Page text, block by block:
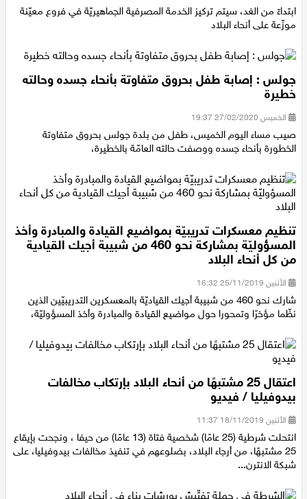
الأثنين 16/03/2020 16:25
ابتداءً من الغد، سيتم تركيز الخدمة المصرفية الجماهيريّة في فروع معيّنة
جولس : إصابة طفل بحروق متفاوتة بأنحاء جسده وحالته
خطيرة
الخميس 27/02/2020 19:37
صيب مساء اليوم الخميس، طفل من بلدة جولس بحروق متفاوتة
تنظيم معسكرات تدريبيّة بمواضيع القيادة والمبادرة وأخذ
من كل أنحاء البلاد
الأثنين 25/11/2019 16:32
شارك نحو 460 من شبيبة أجيك القياديّة بالمعسكرين التدريبيّين الذين
اعتقال 25 مشتبهًا من أنحاء البلاد بإرتكاب مخالفات
بيدوفيليا / فيديو
الأثنين 18/11/2019 11:37
انتحلت شرطية (25 عامًا) شخصية فتاة (13 عامًا) من حيفا ، ونجحت بإيقاع
25 مشتبهًا، من أرجاء البلاد، بضلوعهم في تنفيذ مخالفات بيدوفيليا، على